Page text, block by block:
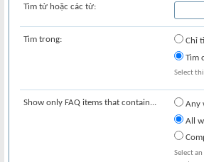
Tìm từ hoặc các từ:
Tìm trong:
Chỉ
Tìm
Select
Show only FAQ items that contain...
Any
All
Select